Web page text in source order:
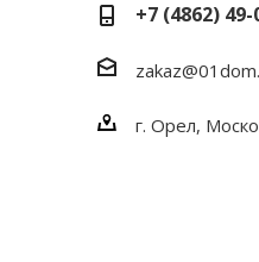
+7 (4862) 49-
г. Орел,